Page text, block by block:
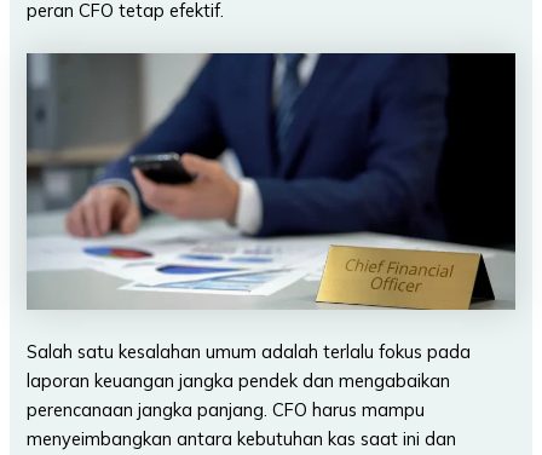
peran CFO tetap efektif.
Salah satu kesalahan umum adalah terlalu fokus pada
laporan keuangan jangka pendek dan mengabaikan
perencanaan jangka panjang. CFO harus mampu
menyeimbangkan antara kebutuhan kas saat ini dan